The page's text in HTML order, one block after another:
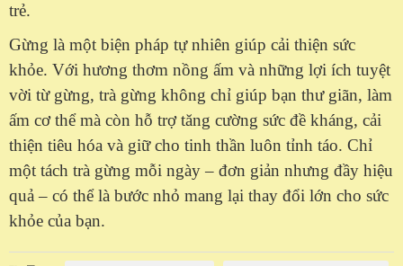
trẻ.
Gừng là một biện pháp tự nhiên giúp cải thiện sức
khỏe. Với hương thơm nồng ấm và những lợi ích tuyệt
vời từ gừng, trà gừng không chỉ giúp bạn thư giãn, làm
ấm cơ thể mà còn hỗ trợ tăng cường sức đề kháng, cải
thiện tiêu hóa và giữ cho tinh thần luôn tỉnh táo. Chỉ
một tách trà gừng mỗi ngày – đơn giản nhưng đầy hiệu
quả – có thể là bước nhỏ mang lại thay đổi lớn cho sức
khỏe của bạn.